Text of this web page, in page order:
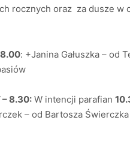
rocznych oraz za dusze w
: +Janina Gałuszka – od
8.30: W intencji parafian
– od Bartosza Świerczka